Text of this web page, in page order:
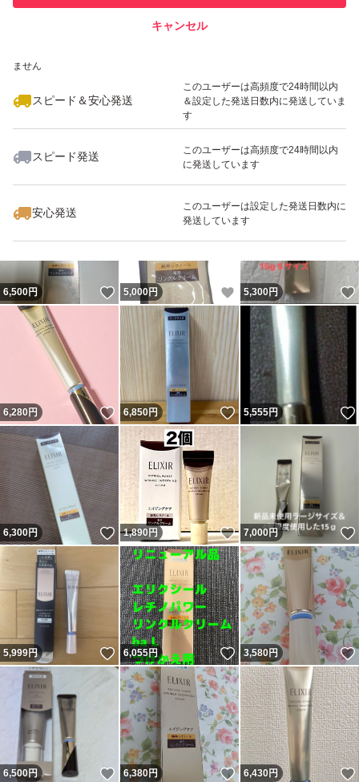
ません
スピード＆安心発送
このユーザーは高頻度で24時間以内
＆設定した発送日数内に発送していま
す
スピード発送
このユーザーは高頻度で24時間以内
に発送しています
安心発送
このユーザーは設定した発送日数内に
発送しています
キャンセル
いいね！
3,750
6,500円 いいね！
5,000円 いいね！
5,300円
6,280円 いいね！
6,850円 いいね！
5,555円
6,300円 いいね！
1,890 円 いいね！
7,000円
5,999円 いいね！
6,055円 いいね！
3,580円
6,500円 いいね！
6,380円 いいね！
6,430円